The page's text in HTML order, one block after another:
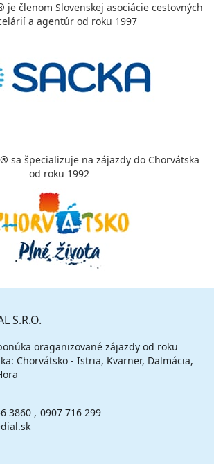
je členom Slovenskej asociácie cestovných
a agentúr od roku 1997
sa špecializuje na zájazdy do Chorvátska
od roku 1992
S.R.O.
oraganizované zájazdy od roku
Chorvátsko - Istria, Kvarner, Dalmácia,
3860
0907 716 299